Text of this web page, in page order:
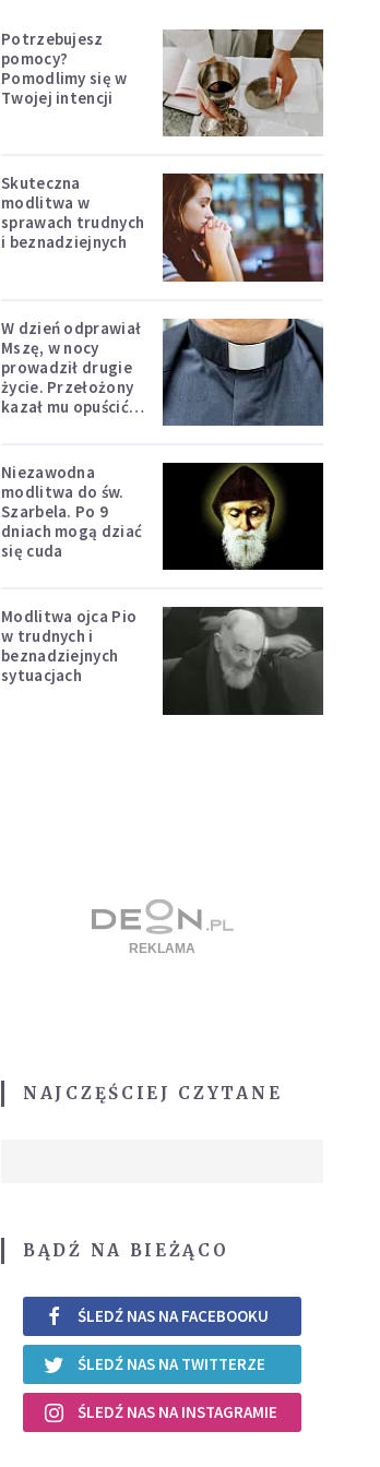
Potrzebujesz
pomocy?
Pomodlimy się w
Twojej intencji
Skuteczna
modlitwa w
sprawach trudnych
i beznadziejnych
W dzień odprawiał
Mszę, w nocy
prowadził drugie
życie. Przełożony
kazał mu opuścić
Niezawodna
modlitwa do św.
Szarbela. Po 9
dniach mogą dziać
się cuda
Modlitwa ojca Pio
w trudnych i
beznadziejnych
sytuacjach
NAJCZĘŚCIEJ CZYTANE
BĄDŹ NA BIEŻĄCO
ŚLEDŹ NAS NA FACEBOOKU
ŚLEDŹ NAS NA TWITTERZE
ŚLEDŹ NAS NA INSTAGRAMIE